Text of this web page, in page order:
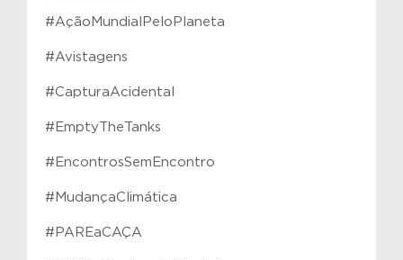
#AçãoMundialPeloPlaneta
#Avistagens
#CapturaAcidental
#EmptyTheTanks
#EncontrosSemEncontro
#MudançaClimática
#PAREaCAÇA